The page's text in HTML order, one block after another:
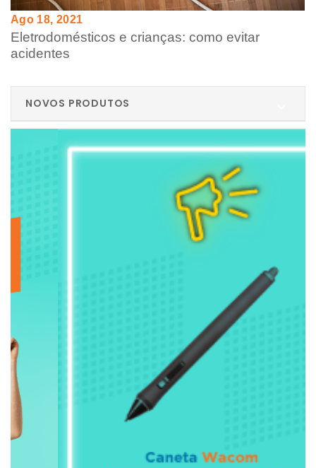
Ago 18, 2021
Eletrodomésticos e crianças: como evitar
acidentes
NOVOS PRODUTOS